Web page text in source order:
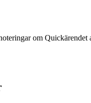
om Quickärendet